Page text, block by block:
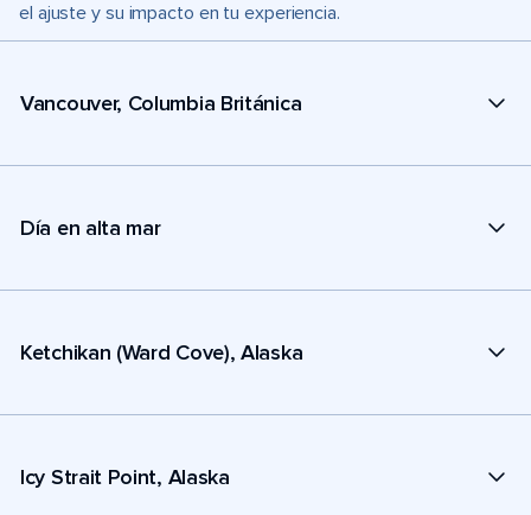
el ajuste y su impacto en tu experiencia.
Vancouver, Columbia Británica
Día en alta mar
Ketchikan (Ward Cove), Alaska
Icy Strait Point, Alaska